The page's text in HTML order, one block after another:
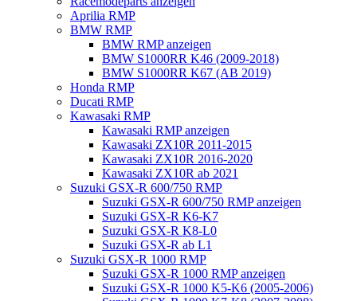
Aprilia RMP
BMW RMP
BMW RMP anzeigen
BMW S1000RR K46 (2009-2018)
BMW S1000RR K67 (AB 2019)
Honda RMP
Ducati RMP
Kawasaki RMP
Kawasaki RMP anzeigen
Kawasaki ZX10R 2011-2015
Kawasaki ZX10R 2016-2020
Kawasaki ZX10R ab 2021
Suzuki GSX-R 600/750 RMP
Suzuki GSX-R 600/750 RMP anzeigen
Suzuki GSX-R K6-K7
Suzuki GSX-R K8-L0
Suzuki GSX-R ab L1
Suzuki GSX-R 1000 RMP
Suzuki GSX-R 1000 RMP anzeigen
Suzuki GSX-R 1000 K5-K6 (2005-2006)